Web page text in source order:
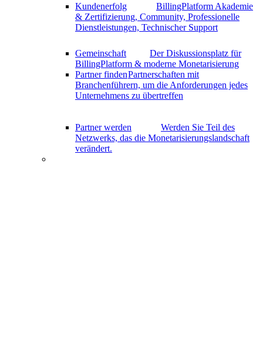
Kundenerfolg
BillingPlatform Akademie
& Zertifizierung, Community, Professionelle
Dienstleistungen, Technischer Support
Gemeinschaft
Der Diskussionsplatz für
BillingPlatform & moderne Monetarisierung
Partner findenPartnerschaften mit
Branchenführern, um die Anforderungen jedes
Unternehmens zu übertreffen
Partner werden
Werden Sie Teil des
Netzwerks, das die Monetarisierungslandschaft
verändert.